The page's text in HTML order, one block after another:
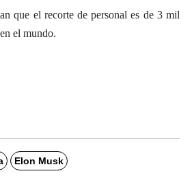
que el recorte de personal es de 3 mil
el mundo.
Elon Musk